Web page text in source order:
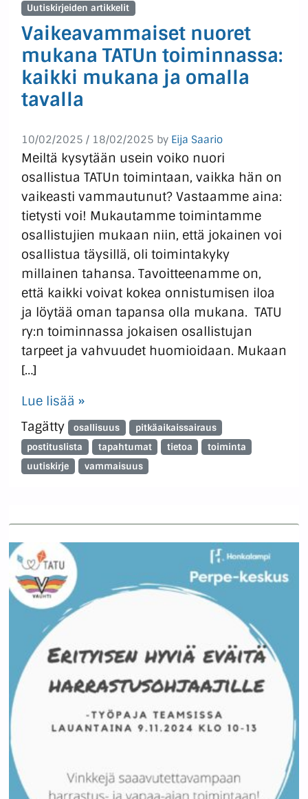
Uutiskirjeiden artikkelit
Vaikeavammaiset nuoret
mukana TATUn toiminnassa:
kaikki mukana ja omalla
tavalla
10/02/2025 / 18/02/2025 by Eija Saario
Meiltä kysytään usein voiko nuori
osallistua TATUn toimintaan, vaikka hän on
vaikeasti vammautunut? Vastaamme aina:
tietysti voi! Mukautamme toimintamme
osallistujien mukaan niin, että jokainen voi
osallistua täysillä, oli toimintakyky
millainen tahansa. Tavoitteenamme on,
että kaikki voivat kokea onnistumisen iloa
ja löytää oman tapansa olla mukana. TATU
ry:n toiminnassa jokaisen osallistujan
tarpeet ja vahvuudet huomioidaan. Mukaan
[…]
Lue lisää »
Tagätty
osallisuus
pitkäaikaissairaus
postituslista
tapahtumat tietoa
toiminta
uutiskirje
vammaisuus